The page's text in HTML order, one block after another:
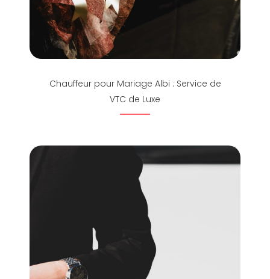
Chauffeur pour Mariage Albi : Service de
VTC de Luxe